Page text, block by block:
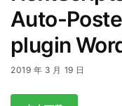
Auto-
plugin
2019 年 3 月 19 日